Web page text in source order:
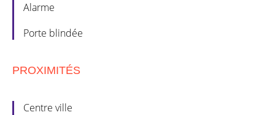
Alarme
Porte blindée
PROXIMITÉS
Centre ville